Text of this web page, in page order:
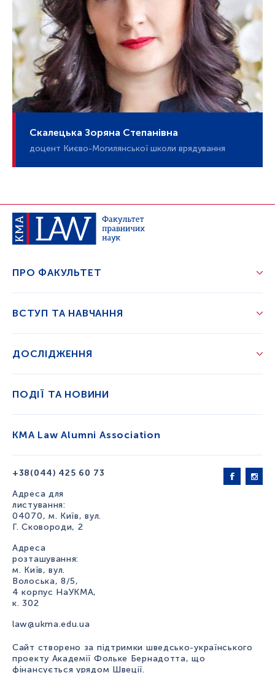
Скалецька Зоряна Степанівна
доцент Києво-Могилянської школи врядування
+38(044) 425 60 73
Адреса для
листування:
04070, м. Київ, вул.
Г. Сковороди, 2
Адреса
розташування:
м. Київ, вул.
Волоська, 8/5,
4 корпус НаУКМА,
к. 302
law@ukma.edu.ua
ПРО ФАКУЛЬТЕТ
ВСТУП ТА НАВЧАННЯ
ДОСЛІДЖЕННЯ
ПОДІЇ ТА НОВИНИ
KMA Law Alumni Association
Сайт створено за підтримки шведсько-українського
проекту Академії Фольке Бернадотта, що
фінансується урядом Швеції.